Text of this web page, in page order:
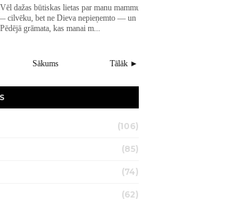
dažas būtiskas lietas par manu mammu
cilvēku, bet ne Dieva nepieņemto — un
grāmata, kas manai m...
Tālāk ►
Sākums
(106)
(85)
(74)
(62)